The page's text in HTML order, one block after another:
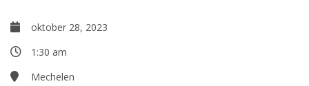
oktober 28, 2023
1:30 am
Mechelen